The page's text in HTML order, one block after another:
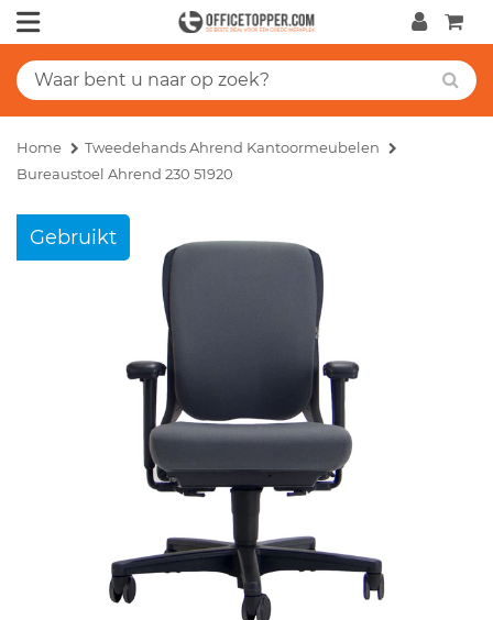
Home
Tweedehands Ahrend Kantoormeubelen
Bureaustoel Ahrend 230 51920
Gebruikt